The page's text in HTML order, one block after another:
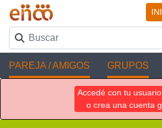
PAREJA / AMIGOS GRUPOS
Accedé con tu
o crea una cuenta